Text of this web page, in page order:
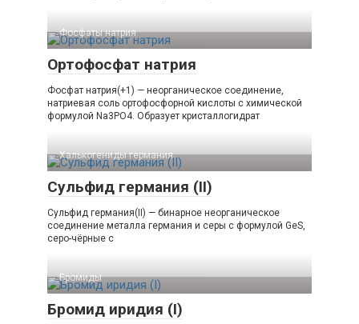
Фосфаты натрия‎
Ортофосфат натрия
Фосфат натрия(+1) — неорганическое соединение,
натриевая соль ортофосфорной кислоты с химической
формулой Na3PO4. Образует кристаллогидрат
Халькогениды германия‎
Сульфид германия (II)
Сульфид германия(II) — бинарное неорганическое
соединение металла германия и серы с формулой GeS,
серо-чёрные с
Бромиды‎
Бромид иридия (I)